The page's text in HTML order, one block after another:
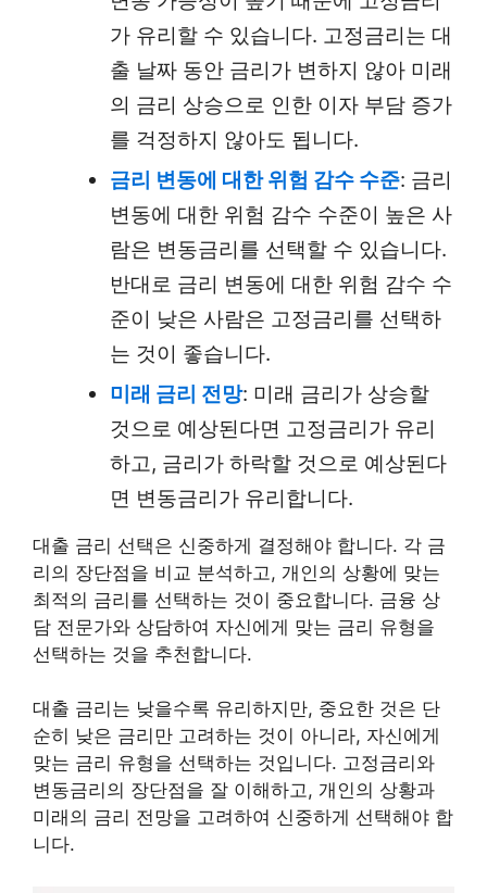
가 유리할 수 있습니다. 고정금리는 대
출 날짜 동안 금리가 변하지 않아 미래
의 금리 상승으로 인한 이자 부담 증가
를 걱정하지 않아도 됩니다.
금리 변동에 대한 위험 감수 수준: 금리
변동에 대한 위험 감수 수준이 높은 사
람은 변동금리를 선택할 수 있습니다.
반대로 금리 변동에 대한 위험 감수 수
준이 낮은 사람은 고정금리를 선택하
는 것이 좋습니다.
미래 금리 전망: 미래 금리가 상승할
것으로 예상된다면 고정금리가 유리
하고, 금리가 하락할 것으로 예상된다
면 변동금리가 유리합니다.
대출 금리 선택은 신중하게 결정해야 합니다. 각 금
리의 장단점을 비교 분석하고, 개인의 상황에 맞는
최적의 금리를 선택하는 것이 중요합니다. 금융 상
담 전문가와 상담하여 자신에게 맞는 금리 유형을
선택하는 것을 추천합니다.
대출 금리는 낮을수록 유리하지만, 중요한 것은 단
순히 낮은 금리만 고려하는 것이 아니라, 자신에게
맞는 금리 유형을 선택하는 것입니다. 고정금리와
변동금리의 장단점을 잘 이해하고, 개인의 상황과
미래의 금리 전망을 고려하여 신중하게 선택해야 합
니다.